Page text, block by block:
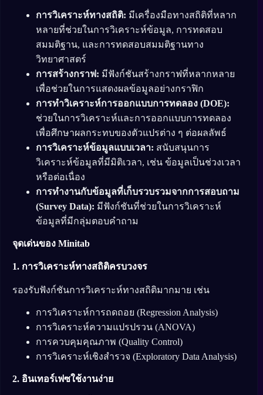
การวิเคราะห์ทางสถิติ: มีเครื่องมือทางสถิติที่หลาก
หลายที่ช่วยในการวิเคราะห์ข้อมูล, การทดสอบ
สมมติฐาน, และการทดสอบสมมติฐานทาง
วิทยาศาสตร์
การสร้างกราฟ: มีฟังก์ชันสร้างกราฟที่หลากหลาย
เพื่อช่วยในการแสดงผลข้อมูลอย่างกราฟิก
การทำวิเคราะห์การออกแบบการทดลอง (DOE):
ช่วยในการวิเคราะห์และการออกแบบการทดลอง
เพื่อศึกษาผลกระทบของตัวแปรต่าง ๆ ต่อผลลัพธ์
การวิเคราะห์ข้อมูลแบบเวลา: สนับสนุนการ
วิเคราะห์ข้อมูลที่มีมิติเวลา, เช่น ข้อมูลเป็นช่วงเวลา
หรือต่อเนื่อง
การทำงานกับข้อมูลที่เก็บรวบรวมจากการสอบถาม
(Survey Data): มีฟังก์ชันที่ช่วยในการวิเคราะห์
ข้อมูลที่มีกลุ่มตอบคำถาม
จุดเด่นของ Minitab
1. การวิเคราะห์ทางสถิติครบวงจร
รองรับฟังก์ชันการวิเคราะห์ทางสถิติมากมาย เช่น
การวิเคราะห์การถดถอย (Regression Analysis)
การวิเคราะห์ความแปรปรวน (ANOVA)
การควบคุมคุณภาพ (Quality Control)
การวิเคราะห์เชิงสำรวจ (Exploratory Data Analysis)
2. อินเทอร์เฟซใช้งานง่าย